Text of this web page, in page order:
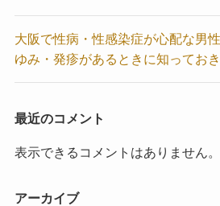
大阪で性病・性感染症が心配な男
ゆみ・発疹があるときに知ってお
最近のコメント
表示できるコメントはありません。
アーカイブ